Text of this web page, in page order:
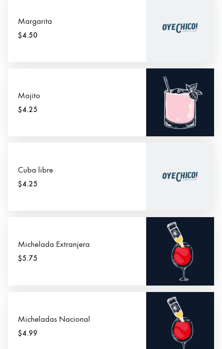
Margarita
$4.50
Mojito
$4.25
Cuba libre
$4.25
Michelada Extranjera
$5.75
Micheladas Nacional
$4.99